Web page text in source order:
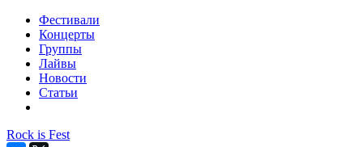
Фестивали
Концерты
Группы
Лайвы
Новости
Статьи
Rock is Fest